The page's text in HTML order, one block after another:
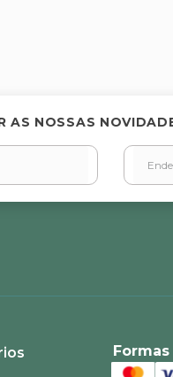
AS NOSSAS